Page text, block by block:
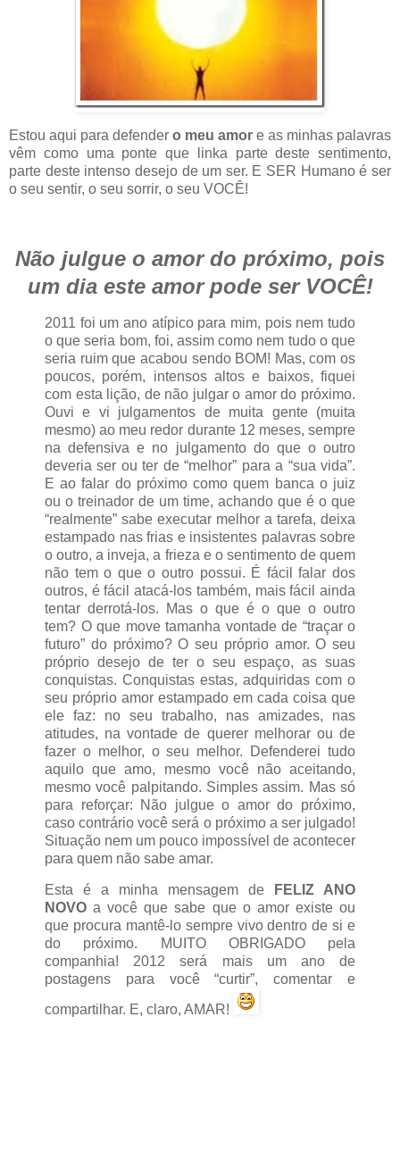
Estou aqui para defender o meu amor e as minhas palavras
vêm como uma ponte que linka parte deste sentimento,
parte deste intenso desejo de um ser. E SER Humano é ser
o seu sentir, o seu sorrir, o seu VOCÊ!
Não julgue o amor do próximo, pois
um dia este amor pode ser VOCÊ!
2011 foi um ano atípico para mim, pois nem tudo
o que seria bom, foi, assim como nem tudo o que
seria ruim que acabou sendo BOM! Mas, com os
poucos, porém, intensos altos e baixos, fiquei
com esta lição, de não julgar o amor do próximo.
Ouvi e vi julgamentos de muita gente (muita
mesmo) ao meu redor durante 12 meses, sempre
na defensiva e no julgamento do que o outro
deveria ser ou ter de “melhor” para a “sua vida”.
E ao falar do próximo como quem banca o juiz
ou o treinador de um time, achando que é o que
“realmente” sabe executar melhor a tarefa, deixa
estampado nas frias e insistentes palavras sobre
o outro, a inveja, a frieza e o sentimento de quem
não tem o que o outro possui. É fácil falar dos
outros, é fácil atacá-los também, mais fácil ainda
tentar derrotá-los. Mas o que é o que o outro
tem? O que move tamanha vontade de “traçar o
futuro” do próximo? O seu próprio amor. O seu
próprio desejo de ter o seu espaço, as suas
conquistas. Conquistas estas, adquiridas com o
seu próprio amor estampado em cada coisa que
ele faz: no seu trabalho, nas amizades, nas
atitudes, na vontade de querer melhorar ou de
fazer o melhor, o seu melhor. Defenderei tudo
aquilo que amo, mesmo você não aceitando,
mesmo você palpitando. Simples assim. Mas só
para reforçar: Não julgue o amor do próximo,
caso contrário você será o próximo a ser julgado!
Situação nem um pouco impossível de acontecer
para quem não sabe amar.
Esta é a minha mensagem de
FELIZ ANO
NOVOa você que sabe que o amor existe ou
que procura mantê-lo sempre vivo dentro de si e
do próximo. MUITO OBRIGADO pela
companhia! 2012 será mais um ano de
postagens para você “curtir”, comentar e
compartilhar. E, claro, AMAR!